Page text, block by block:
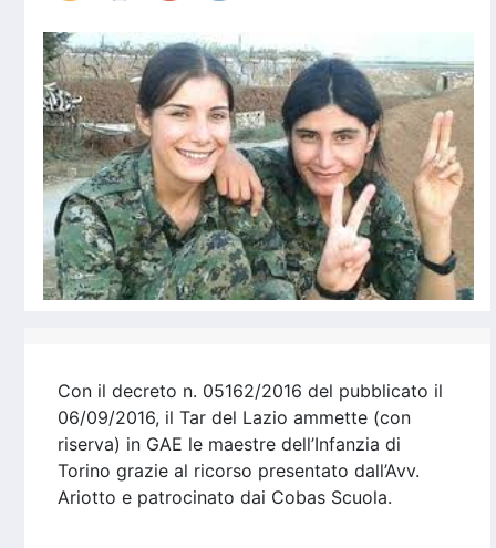
Con il decreto n. 05162/2016 del pubblicato il
06/09/2016, il Tar del Lazio ammette (con
riserva) in GAE le maestre dell’Infanzia di
Torino grazie al ricorso presentato dall’Avv.
Ariotto e patrocinato dai Cobas Scuola.